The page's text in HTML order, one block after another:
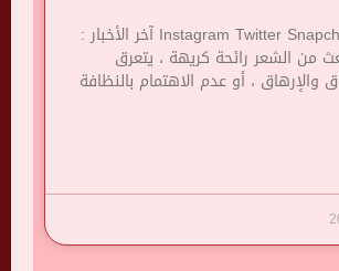
Instagram Twitter Snapchat Youtube آخر الأخبار :
من الشعر رائحة كريهة ، يتعرق
والإرهاق ، أو عدم الاهتمام بالنظافة